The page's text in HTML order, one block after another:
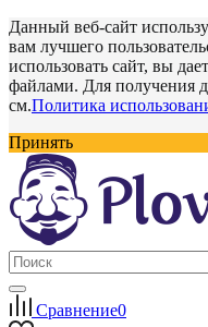
Данный веб-сайт
вам лучшего
использовать сайт, вы
файлами. Для получения
см.Политика
Принять
Сравнение0